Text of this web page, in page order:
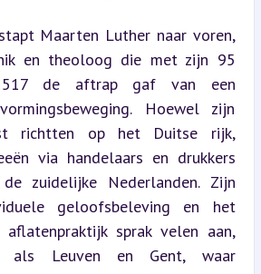
Maarten Luther naar voren,
en theoloog die met zijn 95
de aftrap gaf van een
Hoewel zijn
richtten op het Duitse rijk,
via handelaars en drukkers
zuidelijke Nederlanden. Zijn
geloofsbeleving en het
sprak velen aan,
als Leuven en Gent, waar